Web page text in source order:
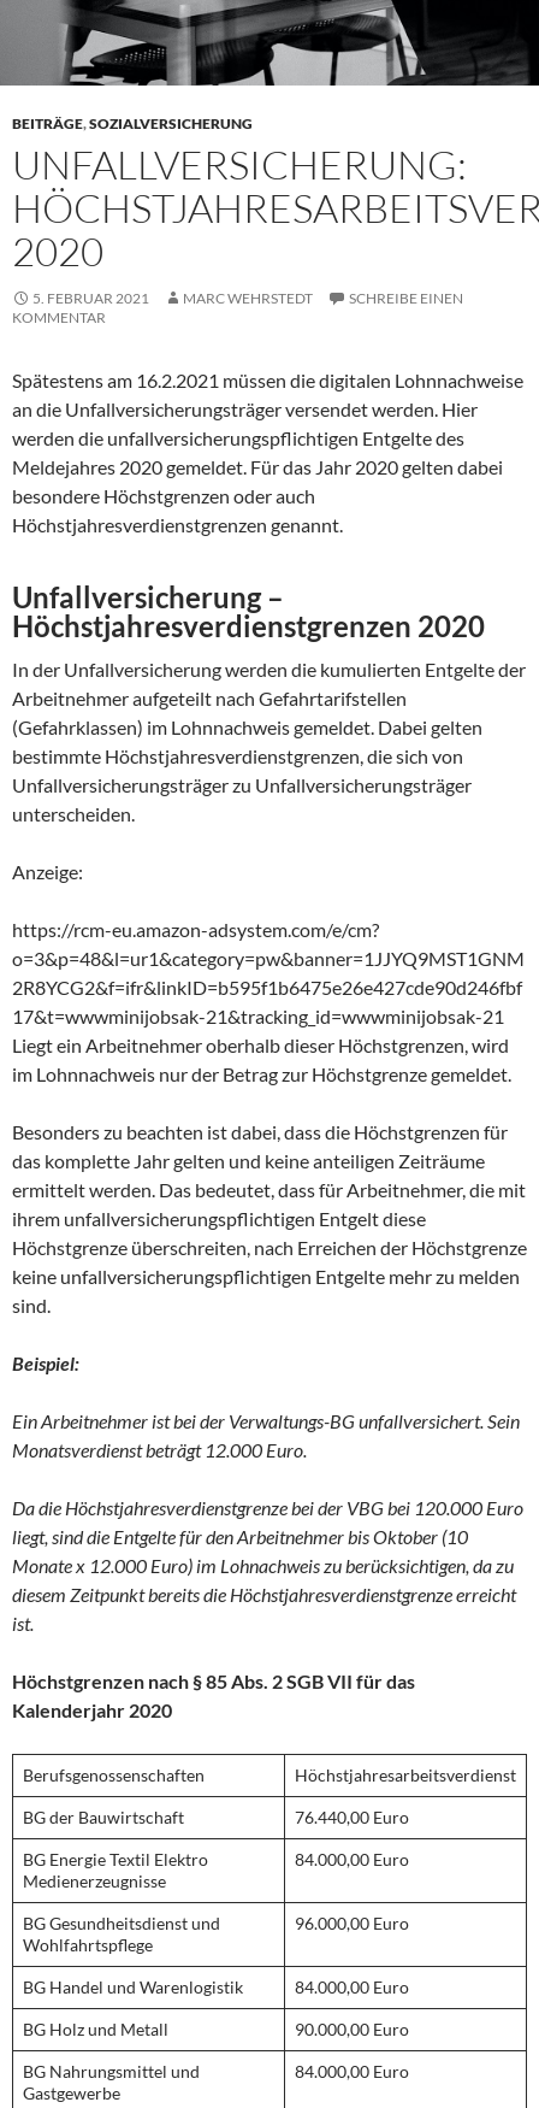
BEITRÄGE,SOZIALVERSICHERUNG
UNFALLVERSICHERUNG:
2020
5. FEBRUAR 2021 MARC WEHRSTEDT
SCHREIBE EINEN
KOMMENTAR
Spätestens am 16.2.2021 müssen die digitalen Lohnnachweise
an die Unfallversicherungsträger versendet werden. Hier
werden die unfallversicherungspflichtigen Entgelte des
Meldejahres 2020 gemeldet. Für das Jahr 2020 gelten dabei
besondere Höchstgrenzen oder auch
Höchstjahresverdienstgrenzen genannt.
Unfallversicherung –
Höchstjahresverdienstgrenzen 2020
In der Unfallversicherung werden die kumulierten Entgelte der
Arbeitnehmer aufgeteilt nach Gefahrtarifstellen
(Gefahrklassen) im Lohnnachweis gemeldet. Dabei gelten
bestimmte Höchstjahresverdienstgrenzen, die sich von
Unfallversicherungsträger zu Unfallversicherungsträger
unterscheiden.
Anzeige:
https://rcm-eu.amazon-adsystem.com/e/cm?
o=3&p=48&l=ur1&category=pw&banner=1JJYQ9MST1GNM
2R8YCG2&f=ifr&linkID=b595f1b6475e26e427cde90d246fbf
17&t=wwwminijobsak-21&tracking_id=wwwminijobsak-21
Liegt ein Arbeitnehmer oberhalb dieser Höchstgrenzen, wird
im Lohnnachweis nur der Betrag zur Höchstgrenze gemeldet.
Besonders zu beachten ist dabei, dass die Höchstgrenzen für
das komplette Jahr gelten und keine anteiligen Zeiträume
ermittelt werden. Das bedeutet, dass für Arbeitnehmer, die mit
ihrem unfallversicherungspflichtigen Entgelt diese
Höchstgrenze überschreiten, nach Erreichen der Höchstgrenze
keine unfallversicherungspflichtigen Entgelte mehr zu melden
sind.
Beispiel:
Ein Arbeitnehmer ist bei der Verwaltungs-BG unfallversichert. Sein
Monatsverdienst beträgt 12.000 Euro.
Da die Höchstjahresverdienstgrenze bei der VBG bei 120.000 Euro
liegt, sind die Entgelte für den Arbeitnehmer bis Oktober (10
Monate x 12.000 Euro) im Lohnachweis zu berücksichtigen, da zu
diesem Zeitpunkt bereits die Höchstjahresverdienstgrenze erreicht
ist.
Höchstgrenzen nach § 85 Abs. 2 SGB VII für das
Kalenderjahr 2020
Berufsgenossenschaften Höchstjahresarbeitsverdienst
BG der Bauwirtschaft 76.440,00 Euro
BG Energie Textil Elektro
Medienerzeugnisse
84.000,00 Euro
BG Gesundheitsdienst und
Wohlfahrtspflege
96.000,00 Euro
BG Handel und Warenlogistik 84.000,00 Euro
BG Holz und Metall 90.000,00 Euro
BG Nahrungsmittel und
Gastgewerbe
84.000,00 Euro